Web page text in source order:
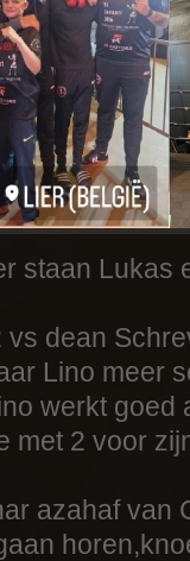
staan Lukas
dean
Lino meer
werkt goed
met 2 voor
azahaf van